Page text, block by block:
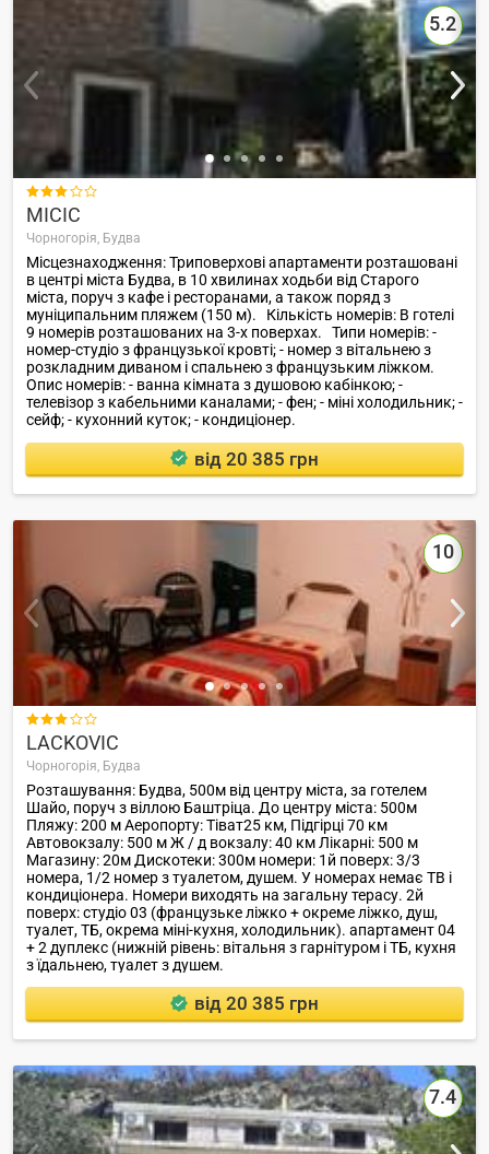
5.2

MICIC
Чорногорія, Будва
Місцезнаходження: Триповерхові апартаменти розташовані
в центрі міста Будва, в 10 хвилинах ходьби від Старого
міста, поруч з кафе і ресторанами, а також поряд з
муніципальним пляжем (150 м). Кількість номерів: В готелі
9 номерів розташованих на 3-х поверхах. Типи номерів: -
номер-студіо з французької кровті; - номер з вітальнею з
розкладним диваном і спальнею з французьким ліжком.
Опис номерів: - ванна кімната з душовою кабінкою; -
телевізор з кабельними каналами; - фен; - міні холодильник; -
сейф; - кухонний куток; - кондиціонер.
від 20 385 грн
10

LACKOVIC
Чорногорія, Будва
Розташування: Будва, 500м від центру міста, за готелем
Шайо, поруч з віллою Баштріца. До центру міста: 500м
Пляжу: 200 м Аеропорту: Тіват25 км, Підгірці 70 км
Автовокзалу: 500 м Ж / д вокзалу: 40 км Лікарні: 500 м
Магазину: 20м Дискотеки: 300м номери: 1й поверх: 3/3
номера, 1/2 номер з туалетом, душем. У номерах немає ТВ і
кондиціонера. Номери виходять на загальну терасу. 2й
поверх: студіо 03 (французьке ліжко + окреме ліжко, душ,
туалет, ТБ, окрема міні-кухня, холодильник). апартамент 04
+ 2 дуплекс (нижній рівень: вітальня з гарнітуром і ТБ, кухня
з їдальнею, туалет з душем.
від 20 385 грн
7.4